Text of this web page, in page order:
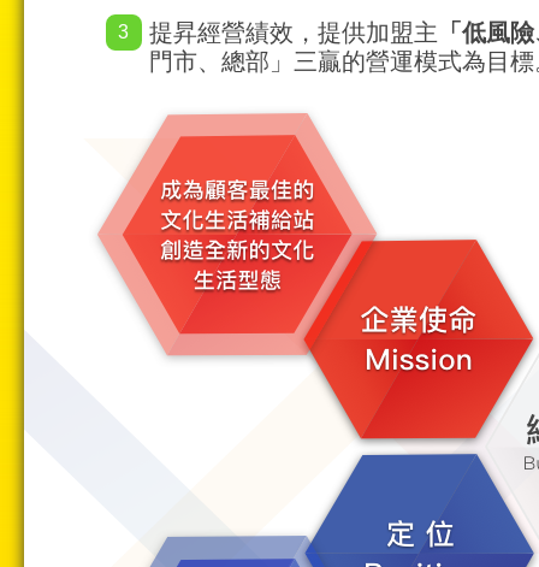
3 提昇經營績效，提供加盟主 「低風
門市、總部」三贏的營運模式為目